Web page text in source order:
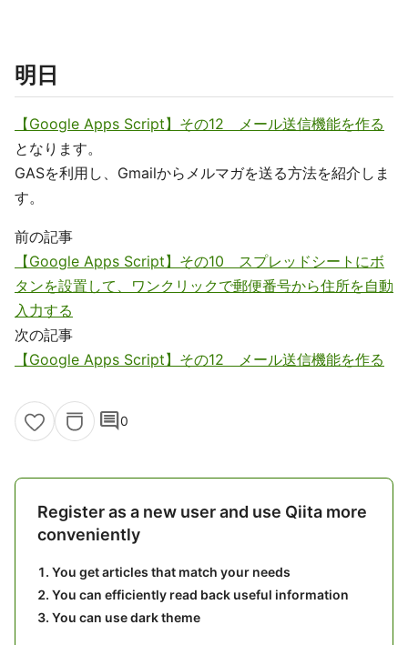
明日
【Google Apps Script】その12 メール送信機能を作る
となります。
GASを利用し、Gmailからメルマガを送る方法を紹介しま
す。
前の記事
【Google Apps Script】その10 スプレッドシートにボ
タンを設置して、ワンクリックで郵便番号から住所を自動
入力する
次の記事
【Google Apps Script】その12 メール送信機能を作る
comment0
Register as a new user and use Qiita more
conveniently
You get articles that match your needs
You can efficiently read back useful information
You can use dark theme